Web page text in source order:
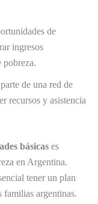
de
ingresos
pobreza.
de una red de
recursos y asistencia
básicas es
en Argentina.
tener un plan
familias argentinas.